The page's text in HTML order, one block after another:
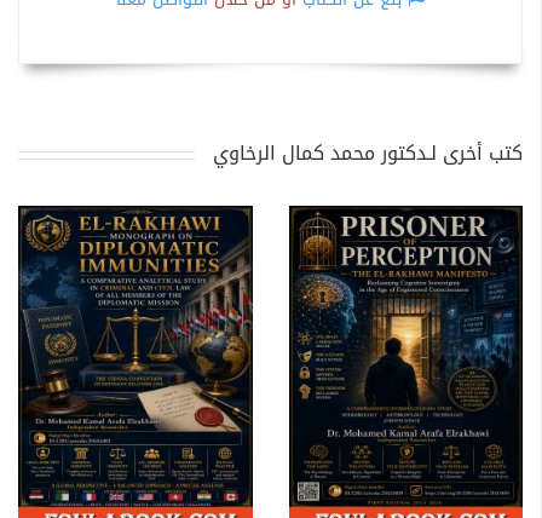
كتب أخرى لـدكتور محمد كمال الرخاوي